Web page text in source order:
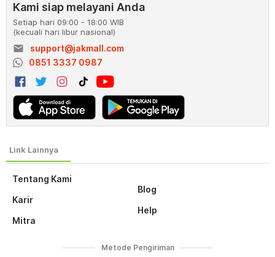
Tentang Kami
Karir
Mitra
Blog
Help
Kami siap melayani Anda
Setiap hari 09:00 - 18:00 WIB
(kecuali hari libur nasional)
email
support@jakmall.com
0851 3337 0987
Metode Pengiriman